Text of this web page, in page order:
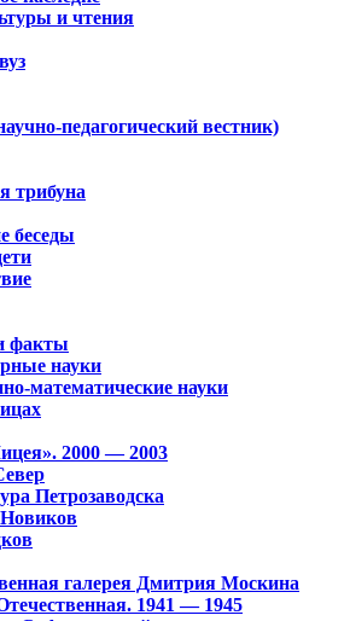
и чтения
педагогический вестник)
трибуна
беседы
факты
науки
математические науки
2000 — 2003
Петрозаводска
галерея Дмитрия Москина
1941 — 1945